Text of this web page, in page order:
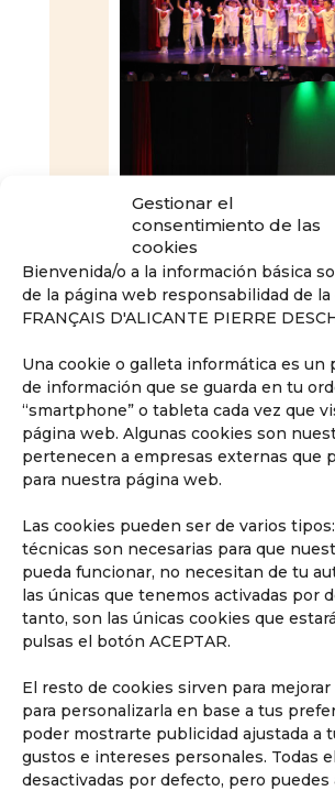
Gestionar el
consentimiento de las
cookies
Bienvenida/o a la información básica
de la página web responsabilidad de la
FRANÇAIS D'ALICANTE PIERRE
Una cookie o galleta informática es un
de información que se guarda en tu
“smartphone” o tableta cada vez que
página web. Algunas cookies son
pertenecen a empresas externas que
para nuestra página web.
Las cookies pueden ser de varios
técnicas son necesarias para que
pueda funcionar, no necesitan de tu
las únicas que tenemos activadas por
tanto, son las únicas cookies que
pulsas el botón ACEPTAR.
El resto de cookies sirven para
para personalizarla en base a tus
poder mostrarte publicidad ajustada a
gustos e intereses personales. Todas
desactivadas por defecto, pero puedes